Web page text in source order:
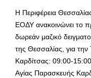
Η Περιφέρεια
ΕΟΔΥ ανακοινώνει
δωρεάν μαζικό
της Θεσσαλίας, για
Καρδίτσας: 09:00-
Αγίας Παρασκευής